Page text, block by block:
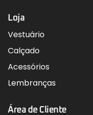
Loja
Vestuário
Calçado
Acessórios
Lembranças
Área de Cliente